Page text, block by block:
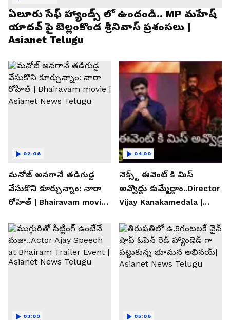
ఏలూరు సేఫ్ హ్యాండ్స్ లో ఉందండి.. MP మహేష్
యాదవ్ పై బెల్లంకొండ శ్రీనివాస్ ప్రశంసలు |
Asianet Telugu
మనోజ్ అనగానే తడిగుడ్డ
వేసుకొని కూర్చున్నాం: నారా
రోహిత్ | Bhairavam movie |
02:06
నెక్స్ట్ ఈవెంట్ కి మిస్
అవ్వొద్దు కుమ్మేద్దాం..Director
Vijay Kanakamedala |
04:00
03:09 05:06